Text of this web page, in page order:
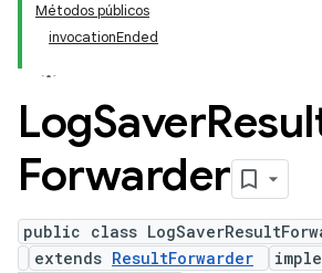
Métodos públicos
invocationEnded
LogSaver
Forwarder
public class
extends ResultForwarder